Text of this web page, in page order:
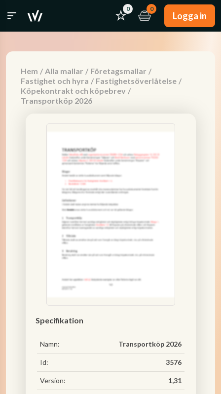
0 0
Logga in
Hem / Alla mallar / Företagsmallar /
Fastighet och hyra / Fastighetsöverlåtelse /
Köpekontrakt och köpebrev /
Transportköp 2026
Specifikation
Namn: Transportköp 2026
Id: 3576
Version: 1,31